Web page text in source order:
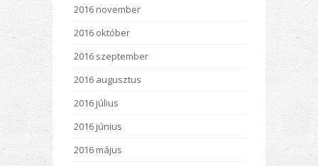
2016 november
2016 október
2016 szeptember
2016 augusztus
2016 július
2016 június
2016 május